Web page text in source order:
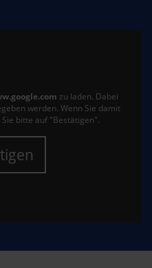
zu laden. Dabei
werden. Wenn Sie damit
bitte auf "Bestätigen".